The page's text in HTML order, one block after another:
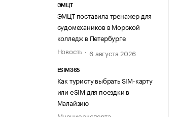
ЭМЦТ
ЭМЦТ поставила тренажер для
судомехаников в Морской
колледж в Петербурге
Новость
6 августа 2026
ESIM365
Как туристу выбрать SIM-карту
или eSIM для поездки в
Малайзию